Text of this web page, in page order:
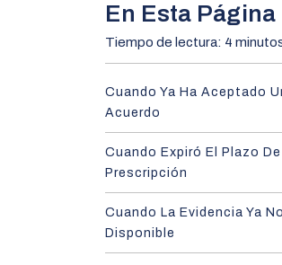
En Esta Página
Tiempo de lectura: 4
Cuando Ya Ha Aceptado
Acuerdo
Cuando Expiró El Plazo De
Prescripción
Cuando La Evidencia Ya
Disponible